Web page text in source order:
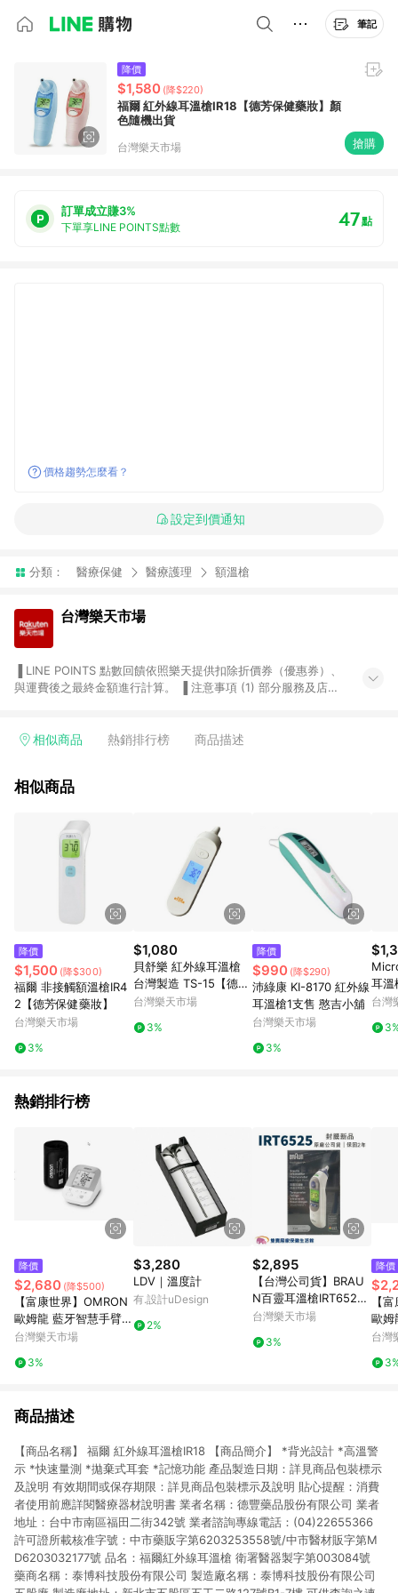
筆記
降價
$1,580 (降$220)
福爾 紅外線耳溫槍IR18【德芳保健藥妝】顏
色隨機出貨
台灣樂天市場 搶購
訂單成立賺3%
下單享LINE POINTS點數 47點
價格趨勢怎麼看？
設定到價通知
分類： 醫療保健 醫療護理 額溫槍
台灣樂天市場
與運費後之最終金額進行計算。 ▐ 注意事項 (1) 部分服務及店家
Smart mobile、神腦生活、JS巨盛、樂天KOBO電子書，請詳閱
台灣樂天市場，並在同一瀏覽器於24小時內結帳，才享有 LINE
市場 45 天內完成訂單出貨及結帳，則不符合贈點資格。 (4) 如
使用APP、或中途瀏覽比價網、回饋網、Google等其他網頁、或
由網頁版(電腦版/手機版網頁)切換為App都將會造成追蹤中斷而
無法進行 LINE POINTS 回饋。 (5) LINE 購物為購物資訊整合性
平台，商品資料更新會有時間差，如顯示之商品規格、顏色、價
位、贈品與台灣樂天市場銷售網頁不符，以銷售網頁標示為準。
(6) 導購訂單已逾 365 天，根據台灣樂天回饋規定，逾期訂單將
點數回饋或點數回饋有爭議，台灣樂天市場保有更改條款與法律
追訴之權利，活動詳情以樂天市場網站公告為準。
相似商品 熱銷排行榜 商品描述
相似商品
降價
$1,500 (降$300)
福爾 非接觸額溫槍IR4
2【德芳保健藥妝】
台灣樂天市場
3%
$1,080
貝舒樂 紅外線耳溫槍
台灣製造 TS-15【德芳
保健藥妝】
台灣樂天市場
3%
降價
$990 (降$290)
沛綠康 KI-8170 紅外線
耳溫槍1支售 憨吉小舖
台灣樂天市場
3%
耳溫
台灣
熱銷排行榜
降價
$2,680 (降$500)
【富康世界】OMRON
歐姆龍 藍牙智慧手臂式
電子血壓計 HEM-7155
開管理/原廠公司貨)
台灣樂天市場
3%
$3,280
LDV｜溫度計
有.設計uDesign
2%
$2,895
【台灣公司貨】BRAU
N百靈耳溫槍IRT6525
耳溫計 體溫計 測量體
燈光 靜音
台灣樂天市場
3%
降價
【
歐姆
子血
60
台灣
商品描述
【商品名稱】 福爾 紅外線耳溫槍IR18 【商品簡介】 *背光設計 *高溫警
示 *快速量測 *拋棄式耳套 *記憶功能 產品製造日期：詳見商品包裝標示
及說明 有效期間或保存期限：詳見商品包裝標示及說明 貼心提醒：消費
者使用前應詳閱醫療器材說明書 業者名稱：德豐藥品股份有限公司 業者
地址：台中市南區福田二街342號 業者諮詢專線電話：(04)22655366
許可證所載核准字號：中市藥販字第6203253558號/中市醫材販字第M
D6203032177號 品名：福爾紅外線耳溫槍 衛署醫器製字第003084號
藥商名稱：泰博科技股份有限公司 製造廠名稱：泰博科技股份有限公司